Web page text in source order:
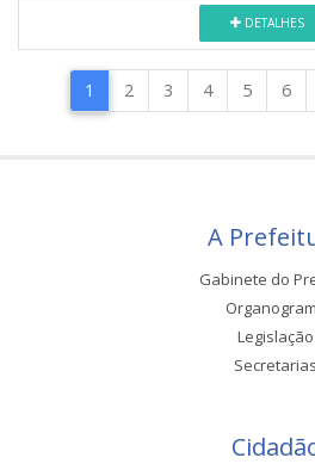
DETALHES
1 2 3 4 5 6
A
Gabinete do
Legislação
Secretarias